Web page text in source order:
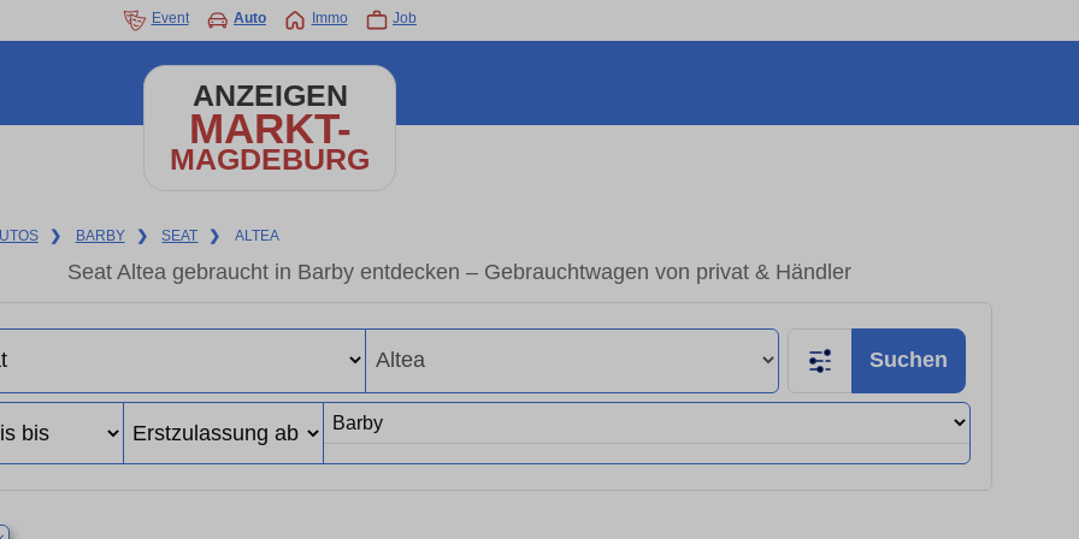
Event Auto Immo Job
ANZEIGEN
MARKT-
MAGDEBURG
❯ BARBY ❯ SEAT ❯ ALTEA
Seat Altea gebraucht in Barby entdecken – Gebrauchtwagen von privat & Händler
Suchen